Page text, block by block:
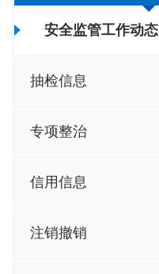
安全监管工作动态
抽检信息
专项整治
信用信息
注销撤销